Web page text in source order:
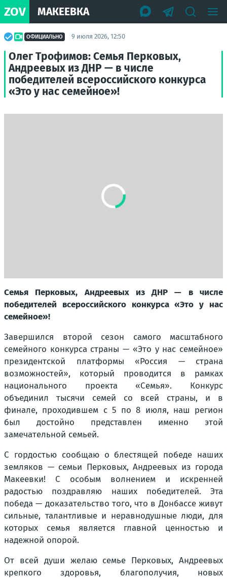
ZOV МАКЕЕВКА
ОФИЦИАЛЬНО 9 июля 2026, 12:50
Олег Трофимов: Семья Перковых,
Андреевых из ДНР — в числе
победителей всероссийского конкурса
«Это у нас семейное»!
Семья Перковых, Андреевых из ДНР — в числе
победителей всероссийского конкурса «Это у нас
семейное»!
Завершился второй сезон самого масштабного
семейного конкурса страны — «Это у нас семейное»
президентской платформы «Россия — страна
возможностей», который проводится в рамках
национального проекта «Семья». Конкурс
объединил тысячи семей со всей страны, и в
финале, проходившем с 5 по 8 июля, наш регион
был достойно представлен именно этой
замечательной семьей.
С гордостью сообщаю о блестящей победе наших
земляков — семьи Перковых, Андреевых из города
Макеевки! С особым волнением и искренней
радостью поздравляю наших победителей. Эта
победа — доказательство того, что в Донбассе живут
сильные, талантливые и неравнодушные люди, для
которых семья является главной ценностью и
надежной опорой.
От всей души желаю семье Перковых, Андреевых
крепкого здоровья, благополучия, новых